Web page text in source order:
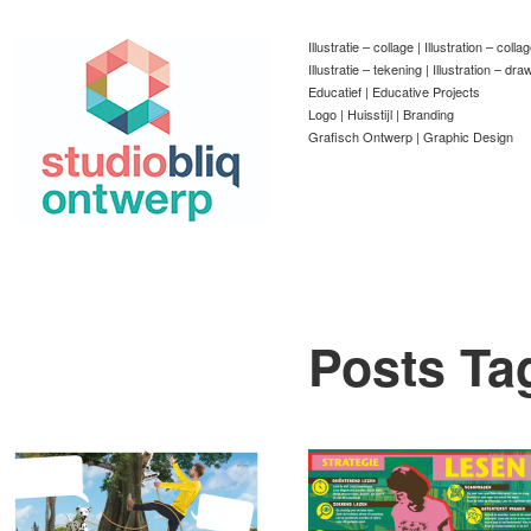
Illustratie – collage | Illustration –
Illustratie – tekening | Illustration –
Educatief | Educative Projects
Logo | Huisstijl | Branding
Grafisch Ontwerp | Graphic Design
Posts